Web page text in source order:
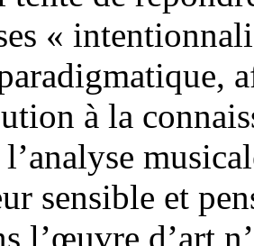
«
à la
sensible et
l’œuvre d’art